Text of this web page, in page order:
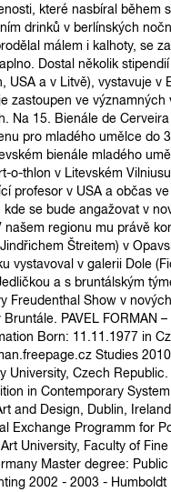
které nasbíral během
drinků v berlínských
málem i kalhoty, se
Dostal několik stipendií
USA a v Litvě), vystavuje v
zastoupen ve významných
Na 15. Bienále de
pro mladého umělce do
bienále mladého
o-thlon v Litevském
profesor v USA a občas
se bude angažovat v
našem regionu mu právě
Štreitem) v
vystavoval v galerii Dole
a s bruntálským
Freudenthal Show v
PAVEL FORMAN
Born: 11.11.1977 in
Studies
University, Czech
in Contemporary
and Design, Dublin,
Exchange Programm for
University, Faculty of
Master degree:
2002 - 2003 - Humboldt